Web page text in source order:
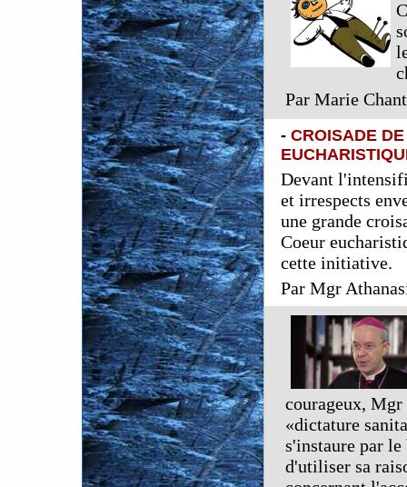
Par Marie
- CROISADE
Devant
et irrespects
une grande
Coeur
cette initiative.
Par Mgr
courageux,
«dictature
s'instaure par le
d'utiliser sa